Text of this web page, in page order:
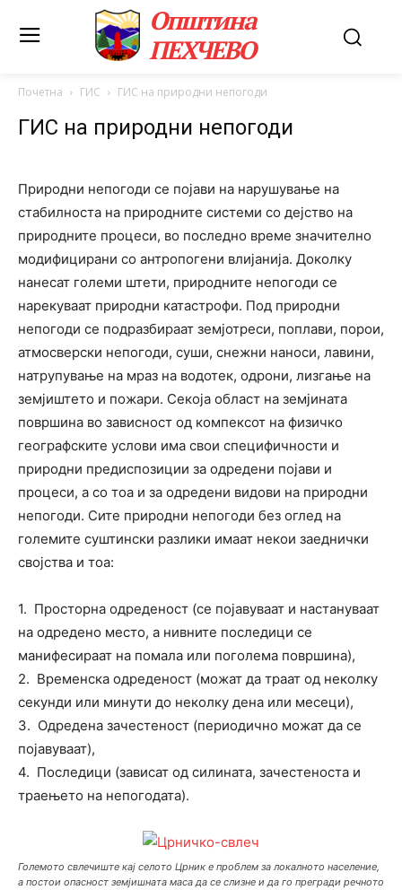
Општина
ПЕХЧЕВО
Почетна ГИС ГИС на природни непогоди
ГИС на природни непогоди
Природни непогоди се појави на нарушување на
стабилноста на природните системи со дејство на
природните процеси, во последно време значително
модифицирани со антропогени влијанија. Доколку
нанесат големи штети, природните непогоди се
нарекуваат природни катастрофи. Под природни
непогоди се подразбираат земјотреси, поплави, порои,
атмосверски непогоди, суши, снежни наноси, лавини,
натрупување на мраз на водотек, одрони, лизгање на
земјиштето и пожари. Секоја област на земјината
површина во зависност од компексот на физичко
географските услови има свои специфичности и
природни предиспозиции за одредени појави и
процеси, а со тоа и за одредени видови на природни
непогоди. Сите природни непогоди без оглед на
големите суштински разлики имаат некои заеднички
својства и тоа:
1. Просторна одреденост (се појавуваат и настануваат
на одредено место, а нивните последици се
манифесираат на помала или поголема површина),
2. Временска одреденост (можат да траат од неколку
секунди или минути до неколку дена или месеци),
3. Одредена зачестеност (периодично можат да се
појавуваат),
4. Последици (зависат од силината, зачестеноста и
траењето на непогодата).
Големото свлечиште кај селото Црник е проблем за локалното население,
а постои опасност земјишната маса да се слизне и да го прегради речното